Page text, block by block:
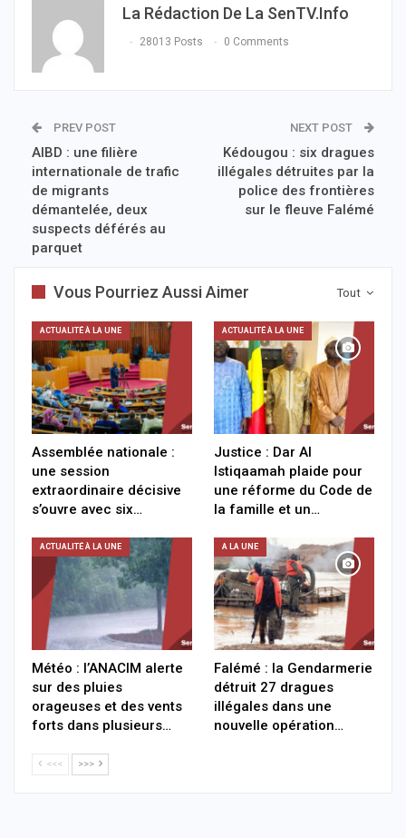
La Rédaction De La SenTV.info
28013 Posts 0 Comments
PREV POST
AIBD : une filière
internationale de trafic
de migrants
démantelée, deux
suspects déférés au
parquet
NEXT POST
Kédougou : six dragues
illégales détruites par la
police des frontières
sur le fleuve Falémé
Tout
Vous Pourriez Aussi Aimer
ACTUALITÉ À LA UNE
Assemblée nationale :
une session
extraordinaire décisive
s’ouvre avec six…
ACTUALITÉ À LA UNE
Justice : Dar Al
Istiqaamah plaide pour
une réforme du Code de
la famille et un…
ACTUALITÉ À LA UNE
Météo : l’ANACIM alerte
sur des pluies
orageuses et des vents
forts dans plusieurs…
A LA UNE
Falémé : la Gendarmerie
détruit 27 dragues
illégales dans une
nouvelle opération…
<<< >>>